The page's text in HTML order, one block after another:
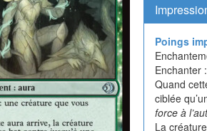
Poings
Enchanter
Quand
ciblée
force à
La